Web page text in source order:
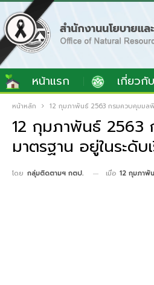
หน้าแรก เกี่ยวกั
หน้าหลัก 12 กุมภาพันธ์ 2563 กรมควบคุมมล
12 กุมภาพันธ์ 2563
มาตรฐาน อยู่ในระ
โดย กลุ่มติดตามฯ กตป. เมื่อ 12 กุมภาพั